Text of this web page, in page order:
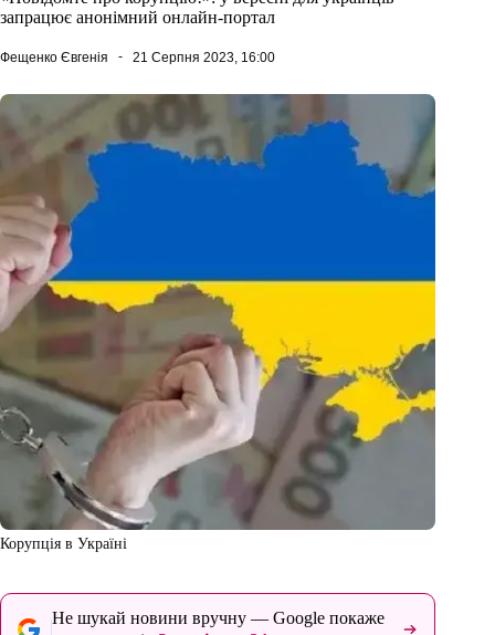
запрацює анонімний онлайн-портал
Фещенко Євгенія 21 Серпня 2023, 16:00
Корупція в Україні
Не шукай новини вручну — Google покаже